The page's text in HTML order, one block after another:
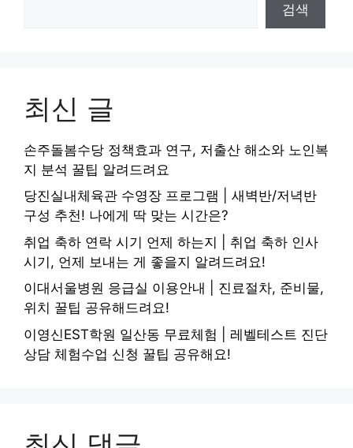
검색
최신 글
손주돌봄수당 정책효과 연구, 저출산 해소와 노인복
지 분석 꿀팁 알려드려요
당진실내체육관 수영장 프로그램 | 새벽반/저녁반
구성 추천! 나에게 딱 맞는 시간은?
취업 축하 연락 시기 언제 하는지 | 취업 축하 인사
시기, 언제 보내는 게 좋을지 알려드려요!
이대서울병원 응급실 이용안내 | 진료절차, 준비물,
위치 꿀팁 공유해드려요!
이영신EST학원 일산동 무료체험 | 레벨테스트 진단
상담 체험수업 신청 꿀팁 공유해요!